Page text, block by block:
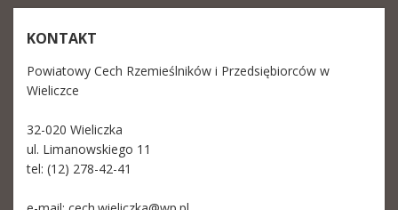
KONTAKT
Powiatowy Cech Rzemieślników i Przedsiębiorców w
Wieliczce
32-020 Wieliczka
ul. Limanowskiego 11
tel: (12) 278-42-41